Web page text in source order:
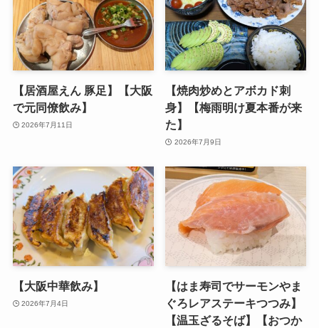
【居酒屋えん 豚足】【大阪
で元同僚飲み】
2026年7月11日
【焼肉炒めとアボカド刺
身】【梅雨明け夏本番が来
た】
2026年7月9日
【大阪中華飲み】
2026年7月4日
【はま寿司でサーモンやま
ぐろレアステーキつつみ】
【温玉ざるそば】【おつか